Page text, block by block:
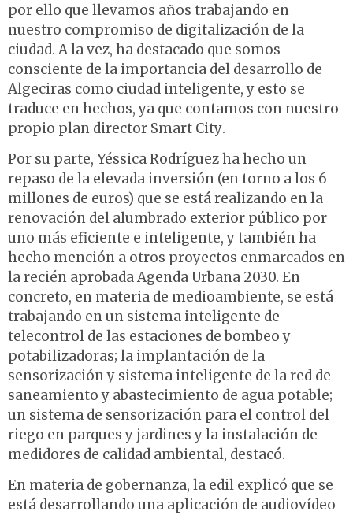
por ello que llevamos años trabajando en
nuestro compromiso de digitalización de la
ciudad. A la vez, ha destacado que somos
consciente de la importancia del desarrollo de
Algeciras como ciudad inteligente, y esto se
traduce en hechos, ya que contamos con nuestro
propio plan director Smart City.
Por su parte, Yéssica Rodríguez ha hecho un
repaso de la elevada inversión (en torno a los 6
millones de euros) que se está realizando en la
renovación del alumbrado exterior público por
uno más eficiente e inteligente, y también ha
hecho mención a otros proyectos enmarcados en
la recién aprobada Agenda Urbana 2030. En
concreto, en materia de medioambiente, se está
trabajando en un sistema inteligente de
telecontrol de las estaciones de bombeo y
potabilizadoras; la implantación de la
sensorización y sistema inteligente de la red de
saneamiento y abastecimiento de agua potable;
un sistema de sensorización para el control del
riego en parques y jardines y la instalación de
medidores de calidad ambiental, destacó.
En materia de gobernanza, la edil explicó que se
está desarrollando una aplicación de audiovídeo